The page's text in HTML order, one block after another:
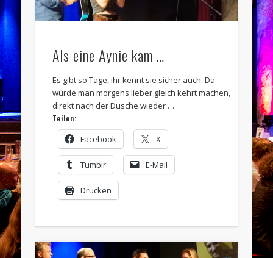
Als eine Aynie kam …
Es gibt so Tage, ihr kennt sie sicher auch. Da
würde man morgens lieber gleich kehrt machen,
direkt nach der Dusche wieder …
Teilen:
Facebook X
Tumblr E-Mail
Drucken